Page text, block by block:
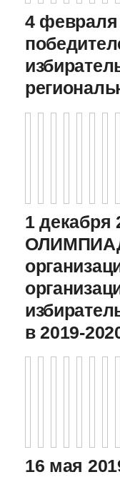
4 февраля
1
в 2019-
16 мая